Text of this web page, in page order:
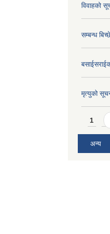
विवाहको
सम्बन्ध
मृत्युको
1
अन्य